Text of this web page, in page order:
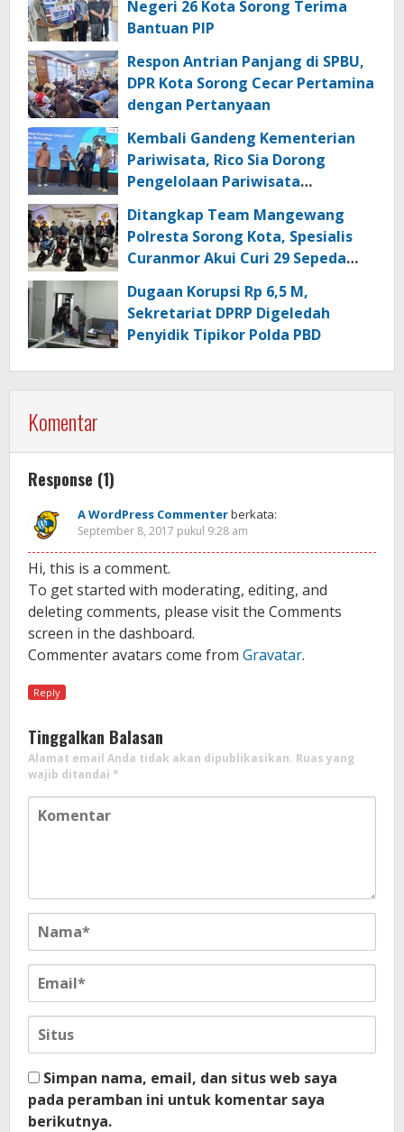
Negeri 26 Kota Sorong Terima
Bantuan PIP
Respon Antrian Panjang di SPBU,
DPR Kota Sorong Cecar Pertamina
dengan Pertanyaan
Kembali Gandeng Kementerian
Pariwisata, Rico Sia Dorong
Pengelolaan Pariwisata
Ditangkap Team Mangewang
Polresta Sorong Kota, Spesialis
Curanmor Akui Curi 29 Sepeda
Dugaan Korupsi Rp 6,5 M,
Sekretariat DPRP Digeledah
Penyidik Tipikor Polda PBD
Komentar
Response (1)
A WordPress Commenterberkata:
September 8, 2017 pukul 9:28 am
Hi, this is a comment.
To get started with moderating, editing, and
deleting comments, please visit the Comments
screen in the dashboard.
Commenter avatars come from Gravatar.
Reply
Tinggalkan Balasan
Alamat email Anda tidak akan dipublikasikan. Ruas yang
wajib ditandai *
Simpan nama, email, dan situs web saya
pada peramban ini untuk komentar saya
berikutnya.